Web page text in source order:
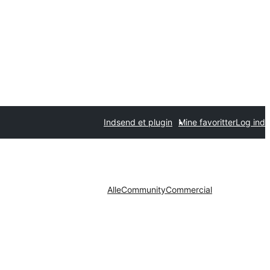
Indsend et plugin Mine favoritterLog ind
AlleCommunityCommercial